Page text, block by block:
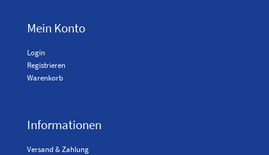
Mein Konto
Login
Registrieren
Warenkorb
Informationen
Versand & Zahlung